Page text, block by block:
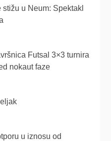
u Neum: Spektakl
Futsal 3×3 turnira
nokaut faze
u iznosu od